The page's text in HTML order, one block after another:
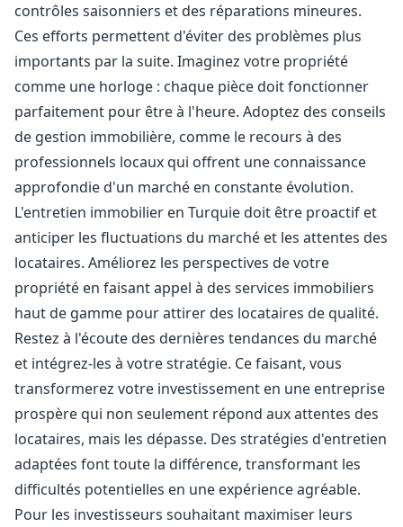
contrôles saisonniers et des réparations mineures.
Ces efforts permettent d'éviter des problèmes plus
importants par la suite. Imaginez votre propriété
comme une horloge : chaque pièce doit fonctionner
parfaitement pour être à l'heure. Adoptez des conseils
de gestion immobilière, comme le recours à des
professionnels locaux qui offrent une connaissance
approfondie d'un marché en constante évolution.
L'entretien immobilier en Turquie doit être proactif et
anticiper les fluctuations du marché et les attentes des
locataires. Améliorez les perspectives de votre
propriété en faisant appel à des services immobiliers
haut de gamme pour attirer des locataires de qualité.
Restez à l'écoute des dernières tendances du marché
et intégrez-les à votre stratégie. Ce faisant, vous
transformerez votre investissement en une entreprise
prospère qui non seulement répond aux attentes des
locataires, mais les dépasse. Des stratégies d'entretien
adaptées font toute la différence, transformant les
difficultés potentielles en une expérience agréable.
Pour les investisseurs souhaitant maximiser leurs